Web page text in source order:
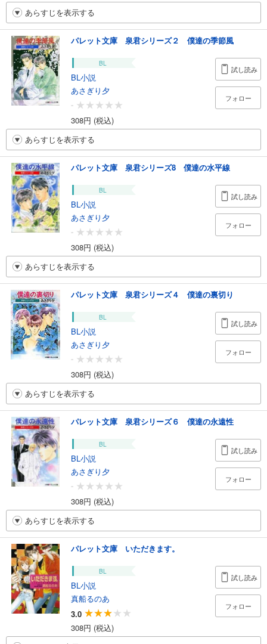
あらすじを表示する
パレット文庫 泉君シリーズ２ 僕達の季節風
BL
BL小説
あさぎり夕
-
308円 (税込)
試し読み
フォロー
あらすじを表示する
パレット文庫 泉君シリーズ8 僕達の水平線
BL
BL小説
あさぎり夕
-
308円 (税込)
試し読み
フォロー
あらすじを表示する
パレット文庫 泉君シリーズ４ 僕達の裏切り
BL
BL小説
あさぎり夕
-
308円 (税込)
試し読み
フォロー
あらすじを表示する
パレット文庫 泉君シリーズ６ 僕達の永遠性
BL
BL小説
あさぎり夕
-
308円 (税込)
試し読み
フォロー
あらすじを表示する
パレット文庫 いただきます。
BL
BL小説
真船るのあ
3.0
308円 (税込)
試し読み
フォロー